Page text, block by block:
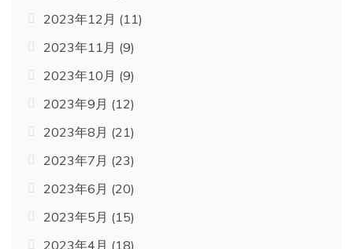
2023年12月 (11)
2023年11月 (9)
2023年10月 (9)
2023年9月 (12)
2023年8月 (21)
2023年7月 (23)
2023年6月 (20)
2023年5月 (15)
2023年4月 (18)